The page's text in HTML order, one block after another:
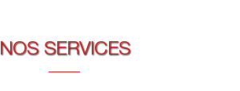
NOS SERVICES